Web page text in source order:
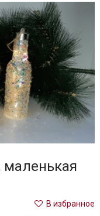
маленькая
В избранное